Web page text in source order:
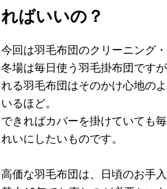
ればいいの？
今回は羽毛布団のクリーニング
冬場は毎日使う羽毛掛布団です
れる羽毛布団はそのかけ心地の
いるほど。
できればカバーを掛けていても
れいにしたいものです。
高価な羽毛布団は、日頃のお手